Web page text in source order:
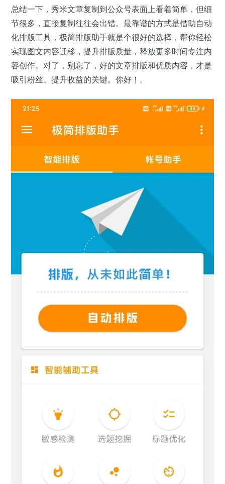
总结一下，秀米文章复制到公众号表面上看着简单，但细
节很多，直接复制往往会出错。最靠谱的方式是借助自动
化排版工具，极简排版助手就是个很好的选择，帮你轻松
实现图文内容迁移，提升排版质量，释放更多时间专注内
容创作。对了，别忘了，好的文章排版和优质内容，才是
吸引粉丝、提升收益的关键。你好！。